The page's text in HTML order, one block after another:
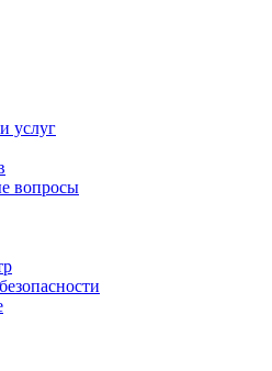
услуг
вопросы